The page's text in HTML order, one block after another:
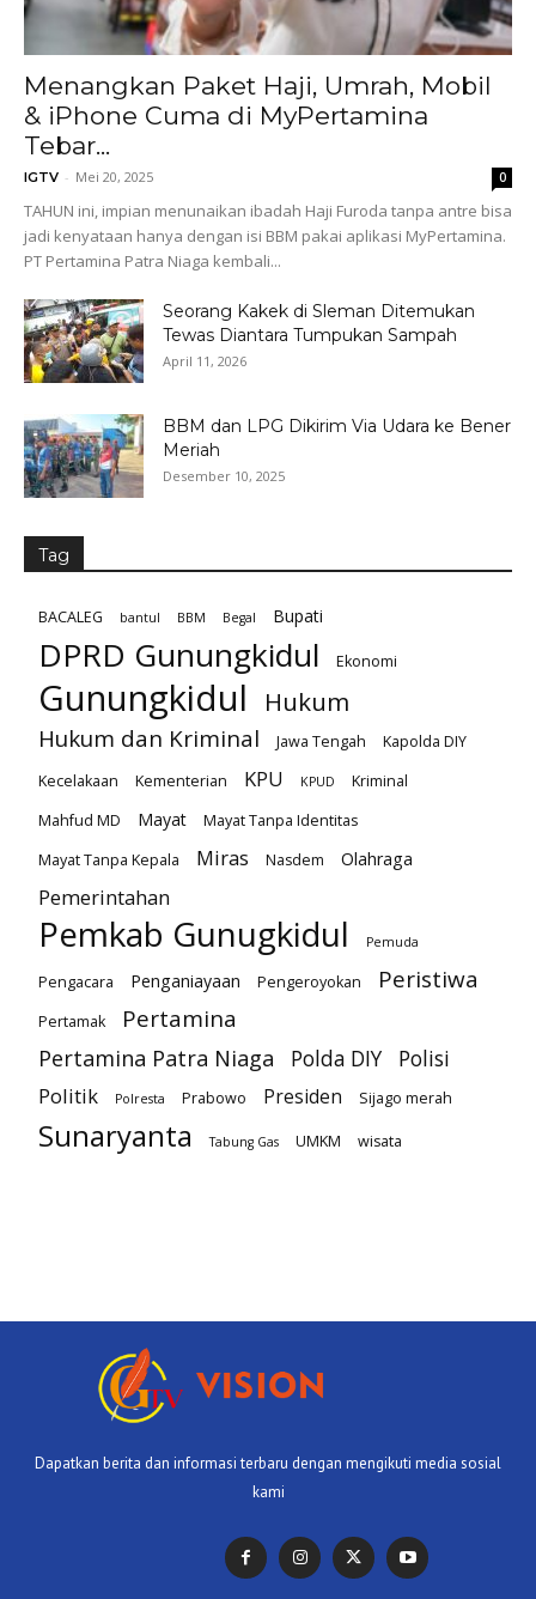
Menangkan Paket Haji, Umrah, Mobil
& iPhone Cuma di MyPertamina
Tebar...
IGTV - Mei 20, 2025 0
TAHUN ini, impian menunaikan ibadah Haji Furoda tanpa antre bisa
jadi kenyataan hanya dengan isi BBM pakai aplikasi MyPertamina.
PT Pertamina Patra Niaga kembali...
Seorang Kakek di Sleman Ditemukan
Tewas Diantara Tumpukan Sampah
April 11, 2026
BBM dan LPG Dikirim Via Udara ke Bener
Meriah
Desember 10, 2025
Tag
BACALEG bantul BBM Begal Bupati
DPRD Gunungkidul Ekonomi
Gunungkidul Hukum
Hukum dan Kriminal Jawa Tengah
Kapolda DIY
Kecelakaan
Kementerian KPU KPUD
Kriminal
Mahfud MD
Mayat
Mayat Tanpa Identitas
Mayat Tanpa Kepala
Miras Nasdem Olahraga
Pemerintahan
Pemkab Gunugkidul Pemuda
Pengacara Penganiayaan Pengeroyokan Peristiwa
Pertamak Pertamina
Pertamina Patra Niaga Polda DIY
Polisi
Politik
Polresta Prabowo Presiden Sijago merah
Sunaryanta Tabung Gas UMKM wisata
Dapatkan berita dan informasi terbaru dengan mengikuti media sosial
kami